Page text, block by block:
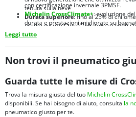
tenuta sulla neve
Durata superiore: fino al 25% di
predecessore CrossClimate+ secondo i
Brand leader mondiale
con certificazione invernale 3PMSF.
Michelin CrossClimate+: evoluzione
durata e prestazioni migliorate su
Michelin CrossClimate 2 SUV
con struttura rinforzata per carichi
Michelin CrossClimate 3:nuova
migliorate su bagnato e maggiore
Michelin CrossClimate Camping:
Leggi tutto
Non trovi il pneumatico
Guarda tutte le misure di
Trova la misura giusta del tuo Michelin
disponibili. Se hai bisogno di aiuto, consulta la
pneumatico giusto per te.